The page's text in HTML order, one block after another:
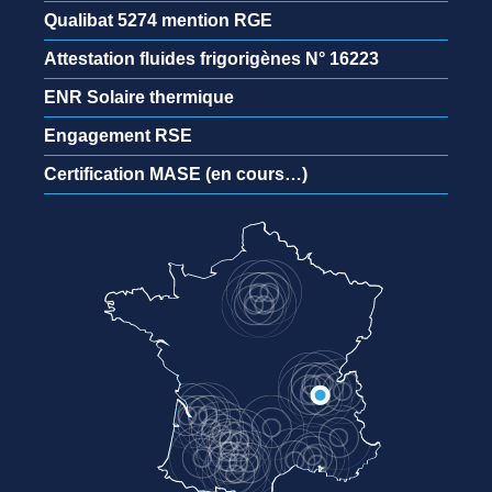
Qualibat 5274 mention RGE
Attestation fluides frigorigènes N° 16223
ENR Solaire thermique
Engagement RSE
Certification MASE (en cours…)